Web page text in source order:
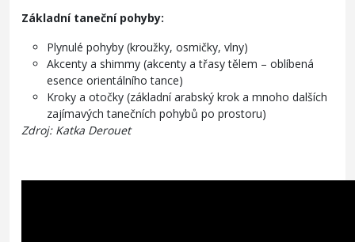
Základní taneční pohyby:
Plynulé pohyby (kroužky, osmičky, vlny)
Akcenty a shimmy (akcenty a třasy tělem – oblíbená
esence orientálního tance)
Kroky a otočky (základní arabský krok a mnoho dalších
zajímavých tanečních pohybů po prostoru)
Zdroj: Katka Derouet